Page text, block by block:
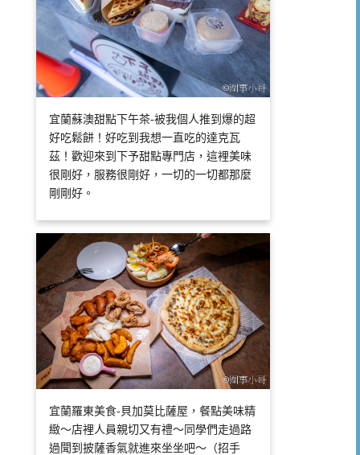
宜蘭蘇澳甜點下午茶-被我個人推到爆的超
好吃鬆餅！好吃到我想一直吃的達克瓦
茲！歡迎來到下予甜點專門店，這裡美味
很剛好，服務很剛好，一切的一切都那麼
剛剛好。
宜蘭羅東美食-貝加莫比薩屋，餐點美味精
緻～店裡人員親切又有禮～同學們走過路
過聞到披薩香氣就進來坐坐吧～（招手